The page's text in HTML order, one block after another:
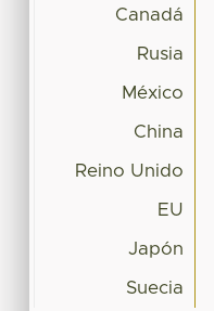
Canadá
Rusia
México
China
Reino Unido
EU
Japón
Suecia